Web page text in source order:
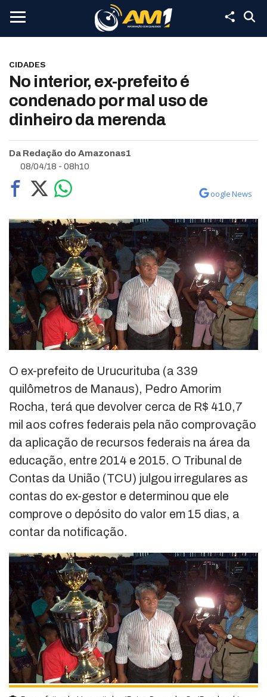
CIDADES
No interior, ex-prefeito é
condenado por mal uso de
dinheiro da merenda
Da Redação do Amazonas1
08/04/18 - 08h10
oogle News
O ex-prefeito de Urucurituba (a 339
quilômetros de Manaus), Pedro Amorim
Rocha, terá que devolver cerca de R$ 410,7
mil aos cofres federais pela não comprovação
da aplicação de recursos federais na área da
educação, entre 2014 e 2015. O Tribunal de
Contas da União (TCU) julgou irregulares as
contas do ex-gestor e determinou que ele
comprove o depósito do valor em 15 dias, a
contar da notificação.